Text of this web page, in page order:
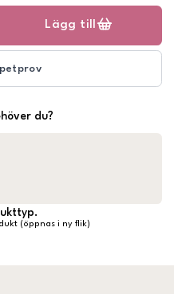
Lägg till
du?
(öppnas i ny flik)